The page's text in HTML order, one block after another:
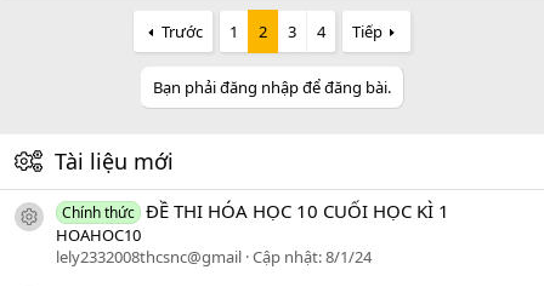
Trước 1 2 3 4 Tiếp
Bạn phải đăng nhập để đăng bài.
Tài liệu mới
icon tài liệu
Chính thức ĐỀ THI HÓA HỌC 10 CUỐI HỌC KÌ 1
HOAHOC10
lely2332008thcsnc@gmail Cập nhật:8/1/24